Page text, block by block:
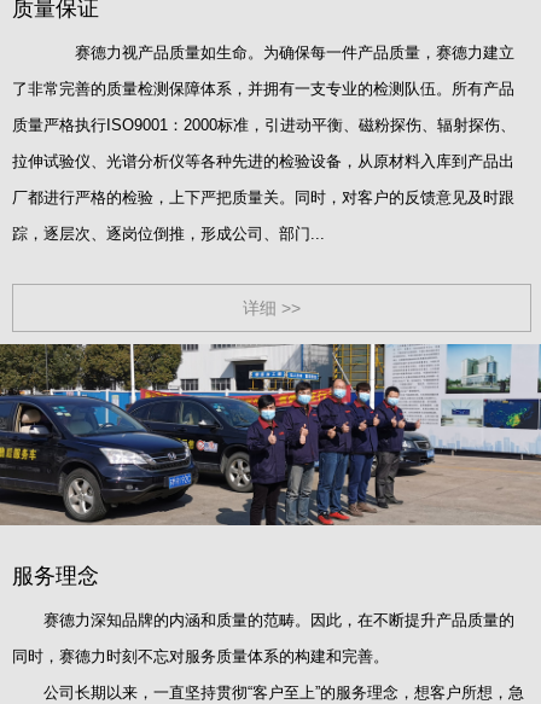
质量保证
赛德力视产品质量如生命。为确保每一件产品质量，赛德力建立
了非常完善的质量检测保障体系，并拥有一支专业的检测队伍。所有产品
质量严格执行ISO9001：2000标准，引进动平衡、磁粉探伤、辐射探伤、
拉伸试验仪、光谱分析仪等各种先进的检验设备，从原材料入库到产品出
厂都进行严格的检验，上下严把质量关。同时，对客户的反馈意见及时跟
踪，逐层次、逐岗位倒推，形成公司、部门...
详细 >>
服务理念
赛德力深知品牌的内涵和质量的范畴。因此，在不断提升产品质量的
同时，赛德力时刻不忘对服务质量体系的构建和完善。
公司长期以来，一直坚持贯彻“客户至上”的服务理念，想客户所想，急